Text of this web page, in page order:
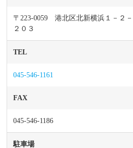
〒223-0059 港北区北新横浜１－
２０３
TEL
045-546-1161
FAX
045-546-1186
駐車場